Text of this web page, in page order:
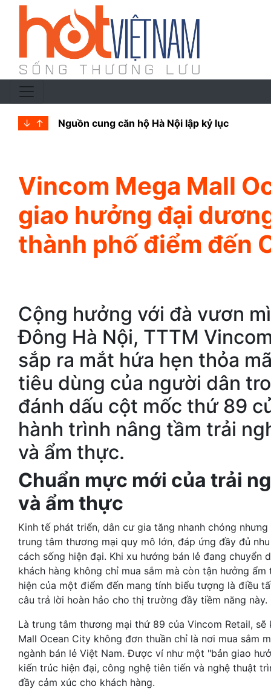
↓ ↑ Bắc Ninh xây dựng Kế hoạch phát triển nhà
Vincom Mega Mall
giao hưởng đại
thành phố điểm đến
Cộng hưởng với đà vươn
Đông Hà Nội, TTTM
sắp ra mắt hứa hẹn thỏa
tiêu dùng của người dân
đánh dấu cột mốc thứ 89
hành trình nâng tầm trải
và ẩm thực.
Chuẩn mực mới của trải
và ẩm thực
Kinh tế phát triển, dân cư gia tăng nhanh chóng
trung tâm thương mại quy mô lớn, đáp ứng đầy đủ
cách sống hiện đại. Khi xu hướng bán lẻ đang chuyển
khách hàng không chỉ mua sắm mà còn tận hưởng
hiện của một điểm đến mang tính biểu tượng là điều
câu trả lời hoàn hảo cho thị trường đầy tiềm năng này.
Là trung tâm thương mại thứ 89 của Vincom Retail,
Mall Ocean City không đơn thuần chỉ là nơi mua sắm
ngành bán lẻ Việt Nam. Được ví như một "bản giao
kiến trúc hiện đại, công nghệ tiên tiến và nghệ thuật
đầy cảm xúc cho khách hàng.